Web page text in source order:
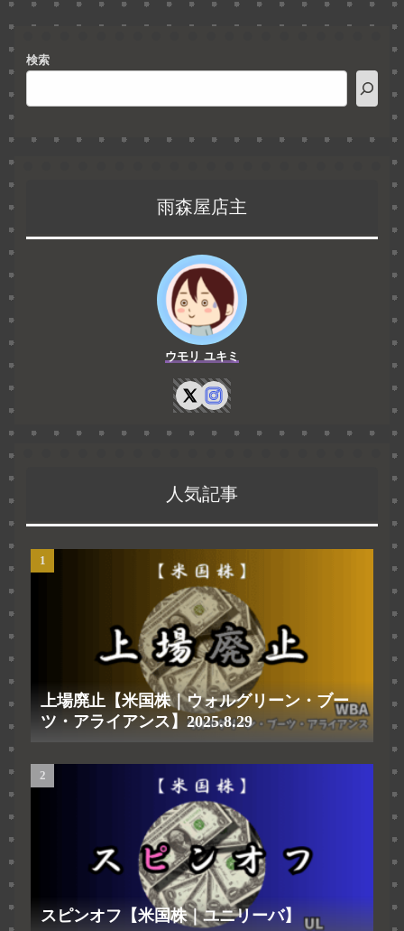
検索
雨森屋店主
ウモリ ユキミ
人気記事
上場廃止【米国株｜ウォルグリーン・ブー
ツ・アライアンス】2025.8.29
スピンオフ【米国株｜ユニリーバ】